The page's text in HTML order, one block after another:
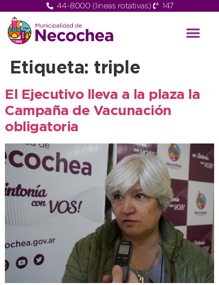
44-8000 (lineas rotativas) 147
Etiqueta: triple
El Ejecutivo lleva a la plaza la
Campaña de Vacunación
obligatoria